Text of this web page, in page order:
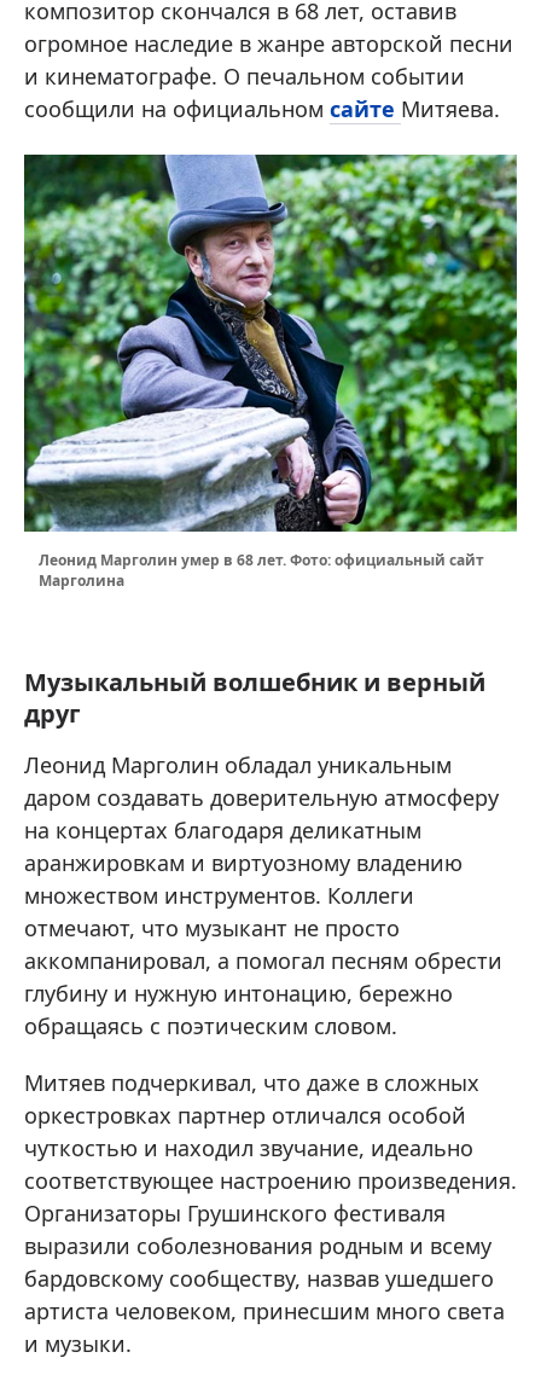
композитор скончался в 68 лет, оставив
огромное наследие в жанре авторской песни
и кинематографе. О печальном событии
сообщили на официальном сайте Митяева.
Леонид Марголин умер в 68 лет. Фото: официальный сайт
Марголина
Музыкальный волшебник и верный
друг
Леонид Марголин обладал уникальным
даром создавать доверительную атмосферу
на концертах благодаря деликатным
аранжировкам и виртуозному владению
множеством инструментов. Коллеги
отмечают, что музыкант не просто
аккомпанировал, а помогал песням обрести
глубину и нужную интонацию, бережно
обращаясь с поэтическим словом.
Митяев подчеркивал, что даже в сложных
оркестровках партнер отличался особой
чуткостью и находил звучание, идеально
соответствующее настроению произведения.
Организаторы Грушинского фестиваля
выразили соболезнования родным и всему
бардовскому сообществу, назвав ушедшего
артиста человеком, принесшим много света
и музыки.